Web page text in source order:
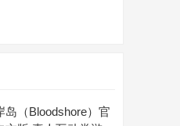
岛（Bloodshore）官